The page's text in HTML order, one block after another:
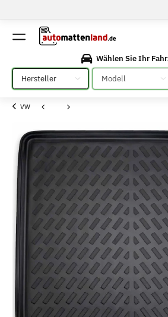
Wählen Sie Ihr
Bitte auswählen
Bitte auswählen
VW